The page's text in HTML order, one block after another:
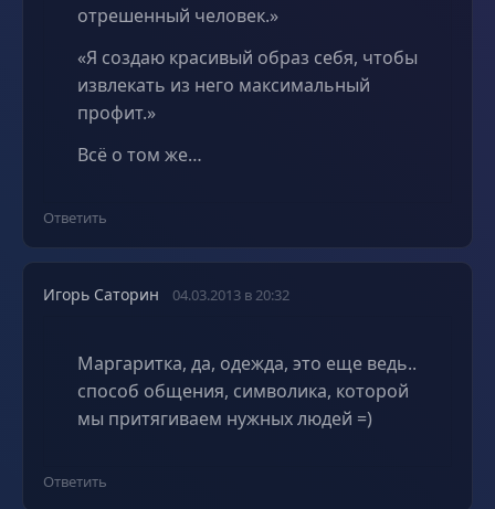
отрешенный человек.»
«Я создаю красивый образ себя, чтобы
извлекать из него максимальный
профит.»
Всё о том же…
Ответить
Игорь Саторин 04.03.2013 в 20:32
Маргаритка, да, одежда, это еще ведь..
способ общения, символика, которой
мы притягиваем нужных людей =)
Ответить